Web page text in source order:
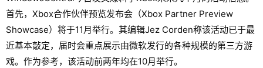
首先，Xbox合作伙伴预览发布会（Xbox Partner Preview
Showcase）将于11月举行。其编辑Jez Corden称该活动已于最
近基本敲定，届时会重点展示由微软发行的各种规模的第三方游
戏。作为参考，该活动前两年均在10月举行。